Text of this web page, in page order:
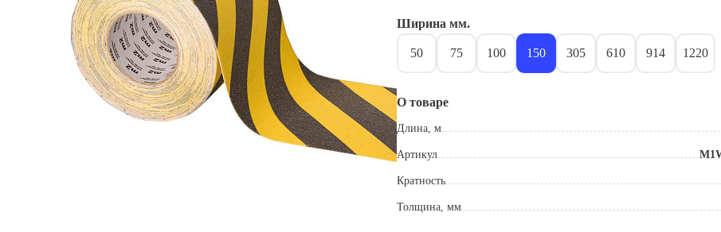
Ширина мм.
50 75 100 150 305 610 914 1220
О товаре
Длина, м
Артикул
Кратность
Толщина, мм